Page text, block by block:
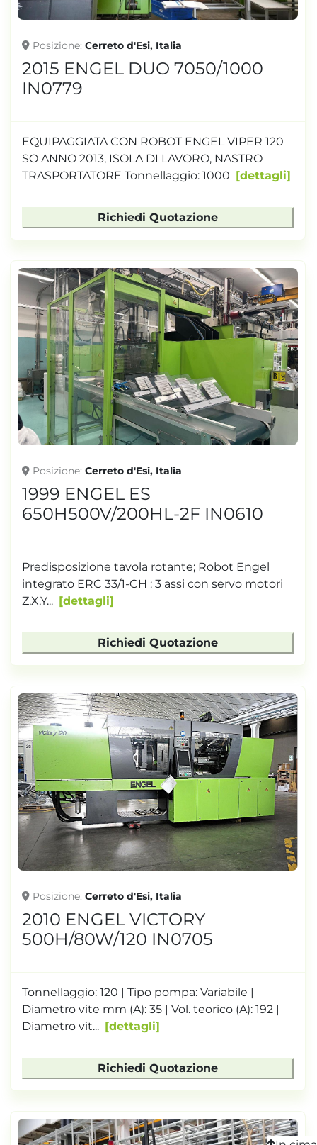
Posizione Cerreto d'Esi, Italia
2015 ENGEL DUO 7050/1000
IN0779
EQUIPAGGIATA CON ROBOT ENGEL VIPER 120
SO ANNO 2013, ISOLA DI LAVORO, NASTRO
TRASPORTATORE Tonnellaggio: 1000
dettagli
Richiedi Quotazione
Posizione Cerreto d'Esi, Italia
1999 ENGEL ES
650H500V/200HL-2F IN0610
Predisposizione tavola rotante; Robot Engel
integrato ERC 33/1-CH : 3 assi con servo motori
Z,X,Y...
dettagli
Richiedi Quotazione
Posizione Cerreto d'Esi, Italia
2010 ENGEL VICTORY
500H/80W/120 IN0705
Tonnellaggio: 120 | Tipo pompa: Variabile |
Diametro vite mm (A): 35 | Vol. teorico (A): 192 |
Diametro vit...
dettagli
Richiedi Quotazione